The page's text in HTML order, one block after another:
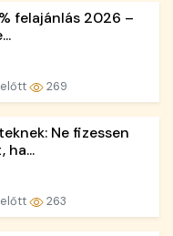
felajánlás 2026 –
269
Ne fizessen
ha...
263